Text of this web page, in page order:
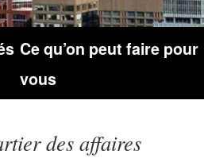
Ce qu’on peut faire pour
vous
des affaires